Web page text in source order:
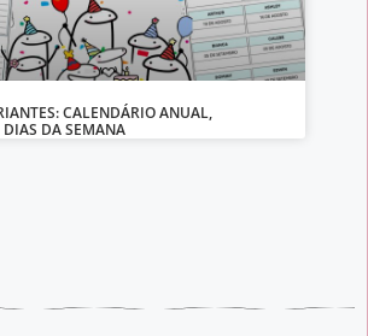
CALENDÁRIO ANUAL,
DIAS DA SEMANA